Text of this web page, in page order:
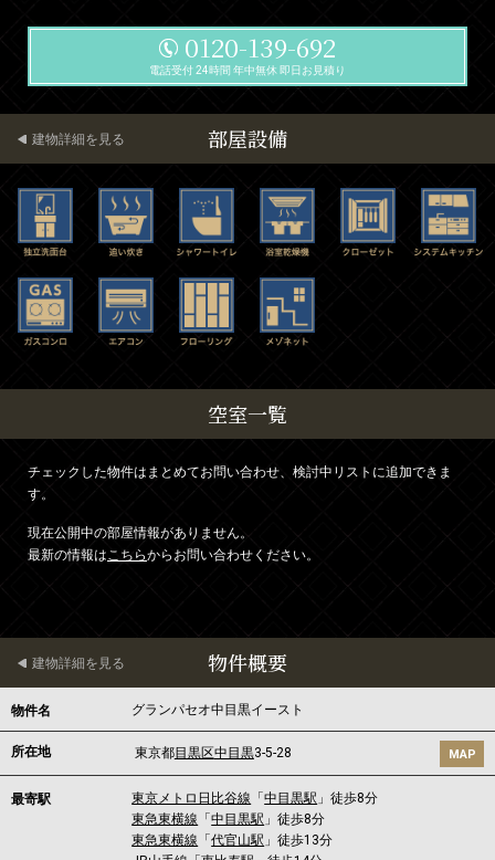
0120-139-692
電話受付 24時間 年中無休 即日お見積り
部屋設備
建物詳細を見る
空室一覧
チェックした物件はまとめてお問い合わせ、検討中リストに追加できま
す。
現在公開中の部屋情報がありません。
最新の情報はこちらからお問い合わせください。
物件概要
建物詳細を見る
物件名 グランパセオ中目黒イースト
所在地 東京都目黒区中目黒3-5-28 MAP
最寄駅 東京メトロ日比谷線 「中目黒駅 」徒歩8分
東急東横線 「中目黒駅 」徒歩8分
東急東横線 「代官山駅 」徒歩13分